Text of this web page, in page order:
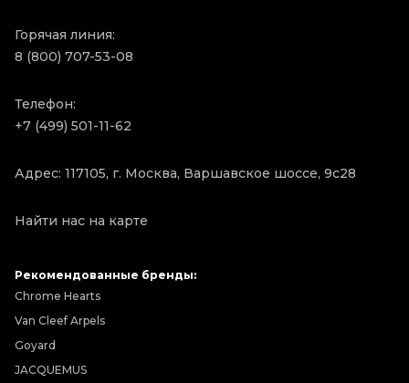
Горячая линия:
8 (800) 707-53-08
Телефон:
+7 (499) 501-11-62
Адрес: 117105, г. Москва, Варшавское шоссе, 9с28
Найти нас на карте
Рекомендованные бренды:
Chrome Hearts
Van Cleef Arpels
Goyard
JACQUEMUS